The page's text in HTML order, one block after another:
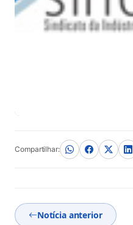
Compartilhar:
Notícia anterior